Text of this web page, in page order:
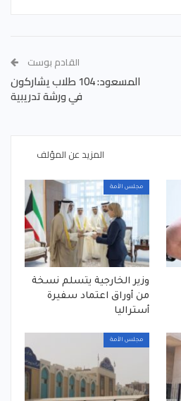
القادم بوست
المسعود: 104 طلاب يشاركون
في ورشة تدريبية
المزيد عن المؤلف
مجلس الأمة
‏وزير الخارجية يتسلم نسخة
من أوراق اعتماد سفيرة
أستراليا
مجلس الأمة